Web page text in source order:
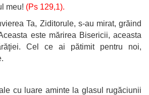
meu! (Ps 129,1).
Ta, Ziditorule, s-au mirat, grăind
este mărirea Bisericii, aceasta
Cel ce ai pătimit pentru noi,
cu luare aminte la glasul rugăciunii